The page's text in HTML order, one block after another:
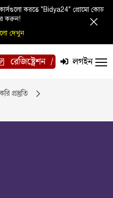
করতে "Bidya24" প্রোমো কোড
করুন!
দেখুন
রেজিষ্ট্রেশন লগইন
প্রস্তুতি